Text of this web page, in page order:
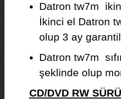
Datron tw7m
İkinci el Datron
olup 3 ay
Datron tw7m
şeklinde olup
CD/DVD RW